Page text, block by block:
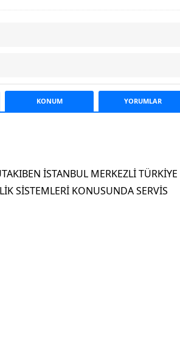
KONUM YORUMLAR
İSTANBUL MERKEZLİ TÜRKİYE
SİSTEMLERİ KONUSUNDA SERVİS